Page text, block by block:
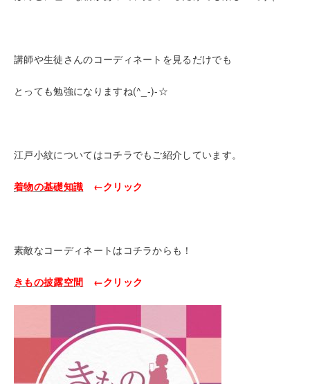
講師や生徒さんのコーディネートを見るだけでも
とっても勉強になりますね(^_-)-☆
江戸小紋についてはコチラでもご紹介しています。
着物の基礎知識 ←クリック
素敵なコーディネートはコチラからも！
きもの披露空間 ←クリック